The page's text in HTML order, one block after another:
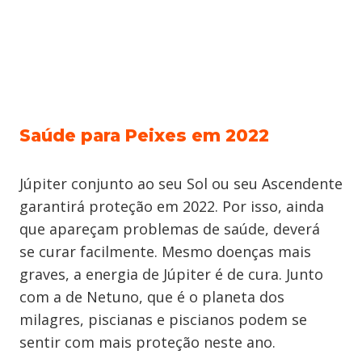
Saúde para Peixes em 2022
Júpiter conjunto ao seu Sol ou seu Ascendente
garantirá proteção em 2022. Por isso, ainda
que apareçam problemas de saúde, deverá
se curar facilmente. Mesmo doenças mais
graves, a energia de Júpiter é de cura. Junto
com a de Netuno, que é o planeta dos
milagres, piscianas e piscianos podem se
sentir com mais proteção neste ano.